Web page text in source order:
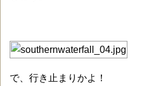
で、行き止まりかよ！